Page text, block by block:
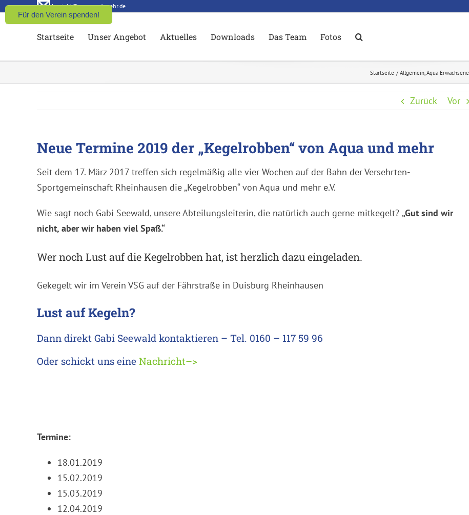
Zum
Inhalt
kontakt@aqua-und-mehr.de
Startseite Unser Angebot Aktuelles Downloads Das Team Fotos
Startseite Allgemein Aqua Erwachsene
Zurück Vor
Neue Termine 2019 der „Kegelrobben“ von Aqua und mehr
Seit dem 17. März 2017 treffen sich regelmäßig alle vier Wochen auf der Bahn der Versehrten-
Sportgemeinschaft Rheinhausen die „Kegelrobben“ von Aqua und mehr e.V.
Wie sagt noch Gabi Seewald, unsere Abteilungsleiterin, die natürlich auch gerne mitkegelt? „Gut sind wir
nicht, aber wir haben viel Spaß.“
Wer noch Lust auf die Kegelrobben hat, ist herzlich dazu eingeladen.
Gekegelt wir im Verein VSG auf der Fährstraße in Duisburg Rheinhausen
Lust auf Kegeln?
Dann direkt Gabi Seewald kontaktieren – Tel. 0160 – 117 59 96
Oder schickt uns eine Nachricht–>
Termine:
18.01.2019
15.02.2019
15.03.2019
12.04.2019
Für den Verein spenden!